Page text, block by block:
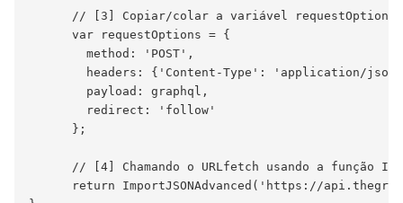
// [3] Copiar/colar a variável
      var requestOptions = {
        method: 'POST',
headers: {'Content-Type': 'application/
        payload: graphql,
        redirect: 'follow'
      };
// [4] Chamando o URLfetch usando a função
return ImportJSONAdvanced('https://